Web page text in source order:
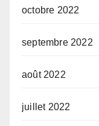
octobre 2022
septembre 2022
août 2022
juillet 2022